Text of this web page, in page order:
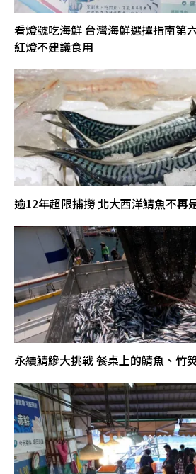
看燈號吃海鮮 台灣海鮮選擇指南第
紅燈不建議食用
逾12年超限捕撈 北大西洋鯖魚不再
永續鯖鰺大挑戰 餐桌上的鯖魚、竹